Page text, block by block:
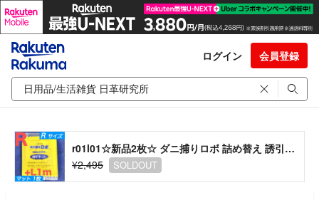
ログイン 会員登録
r01l01☆新品2枚☆ ダニ捕りロボ 詰め替え 誘引マット セット
¥2,495
SOLDOUT